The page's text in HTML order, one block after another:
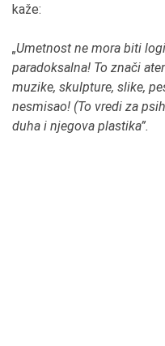
kaže:
„Umetnost ne mora biti
paradoksalna! To znači
muzike, skulpture, slike,
nesmisao! (To vredi za
duha i njegova plastika”.